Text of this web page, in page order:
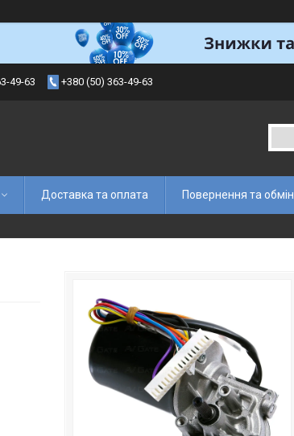
49-63 +380 (50) 363-49-63
Доставка та оплата Повернення та обмін